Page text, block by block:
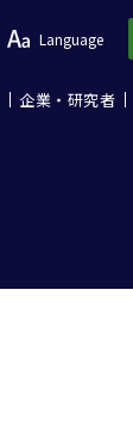
Language
企業・研究者